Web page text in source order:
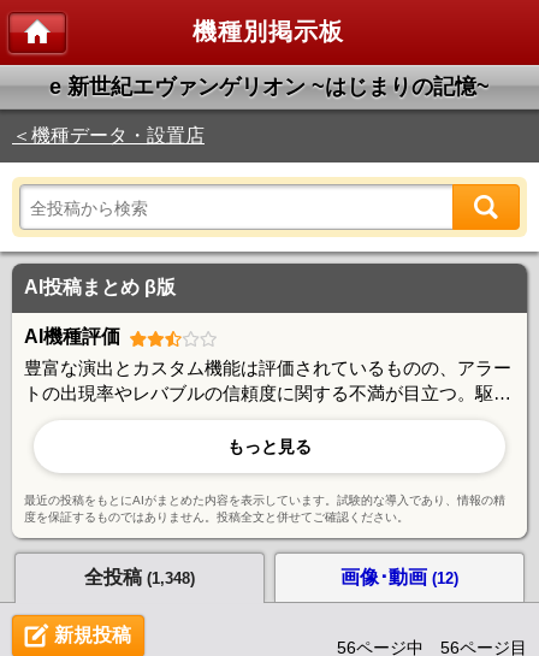
機種別掲示板
e 新世紀エヴァンゲリオン ~はじまりの記憶~
＜機種データ・設置店
AI投稿まとめ β版
AI機種評価
豊富な演出とカスタム機能は評価されているものの、アラー
トの出現率やレバブルの信頼度に関する不満が目立つ。駆け
抜けの多さや大ハマリの報告も多く、出玉性能には賛否があ
る。一方で回転率の良さや演出のバリエーションは一定の支
持を得ており、好みが分かれる機種といえる。
もっと見る
最近の投稿をもとにAIがまとめた内容を表示しています。試験的な導入であり、情報の精
度を保証するものではありません。投稿全文と併せてご確認ください。
全投稿 (1,348) 画像･動画 (12)
新規投稿
56ページ中 56ページ目